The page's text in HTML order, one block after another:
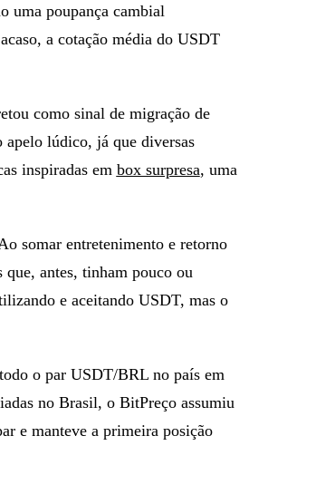
uma poupança cambial
a cotação média do USDT
como sinal de migração de
lúdico, já que diversas
inspiradas em box surpresa, uma
somar entretenimento e retorno
antes, tinham pouco ou
e aceitando USDT, mas o
o par USDT/BRL no país em
no Brasil, o BitPreço assumiu
e manteve a primeira posição